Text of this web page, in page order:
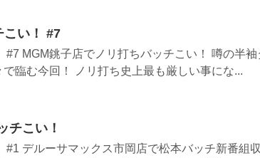
こい！ #7
#7 MGM銚子店でノリ打ちバッチこい！ 噂の半袖
臨む今回！ ノリ打ち史上最も厳しい事にな...
チこい！
#1 デルーサマックス市岡店で松本バッチ新番組収